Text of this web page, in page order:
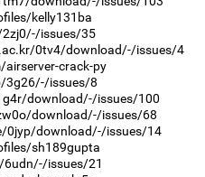
kelly131ba
issues/35
0tv4/download/-/issues/4
crack-py
3g26/-/issues/8
download/-/issues/100
download/-/issues/68
0jyp/download/-/issues/14
sh189gupta
issues/21